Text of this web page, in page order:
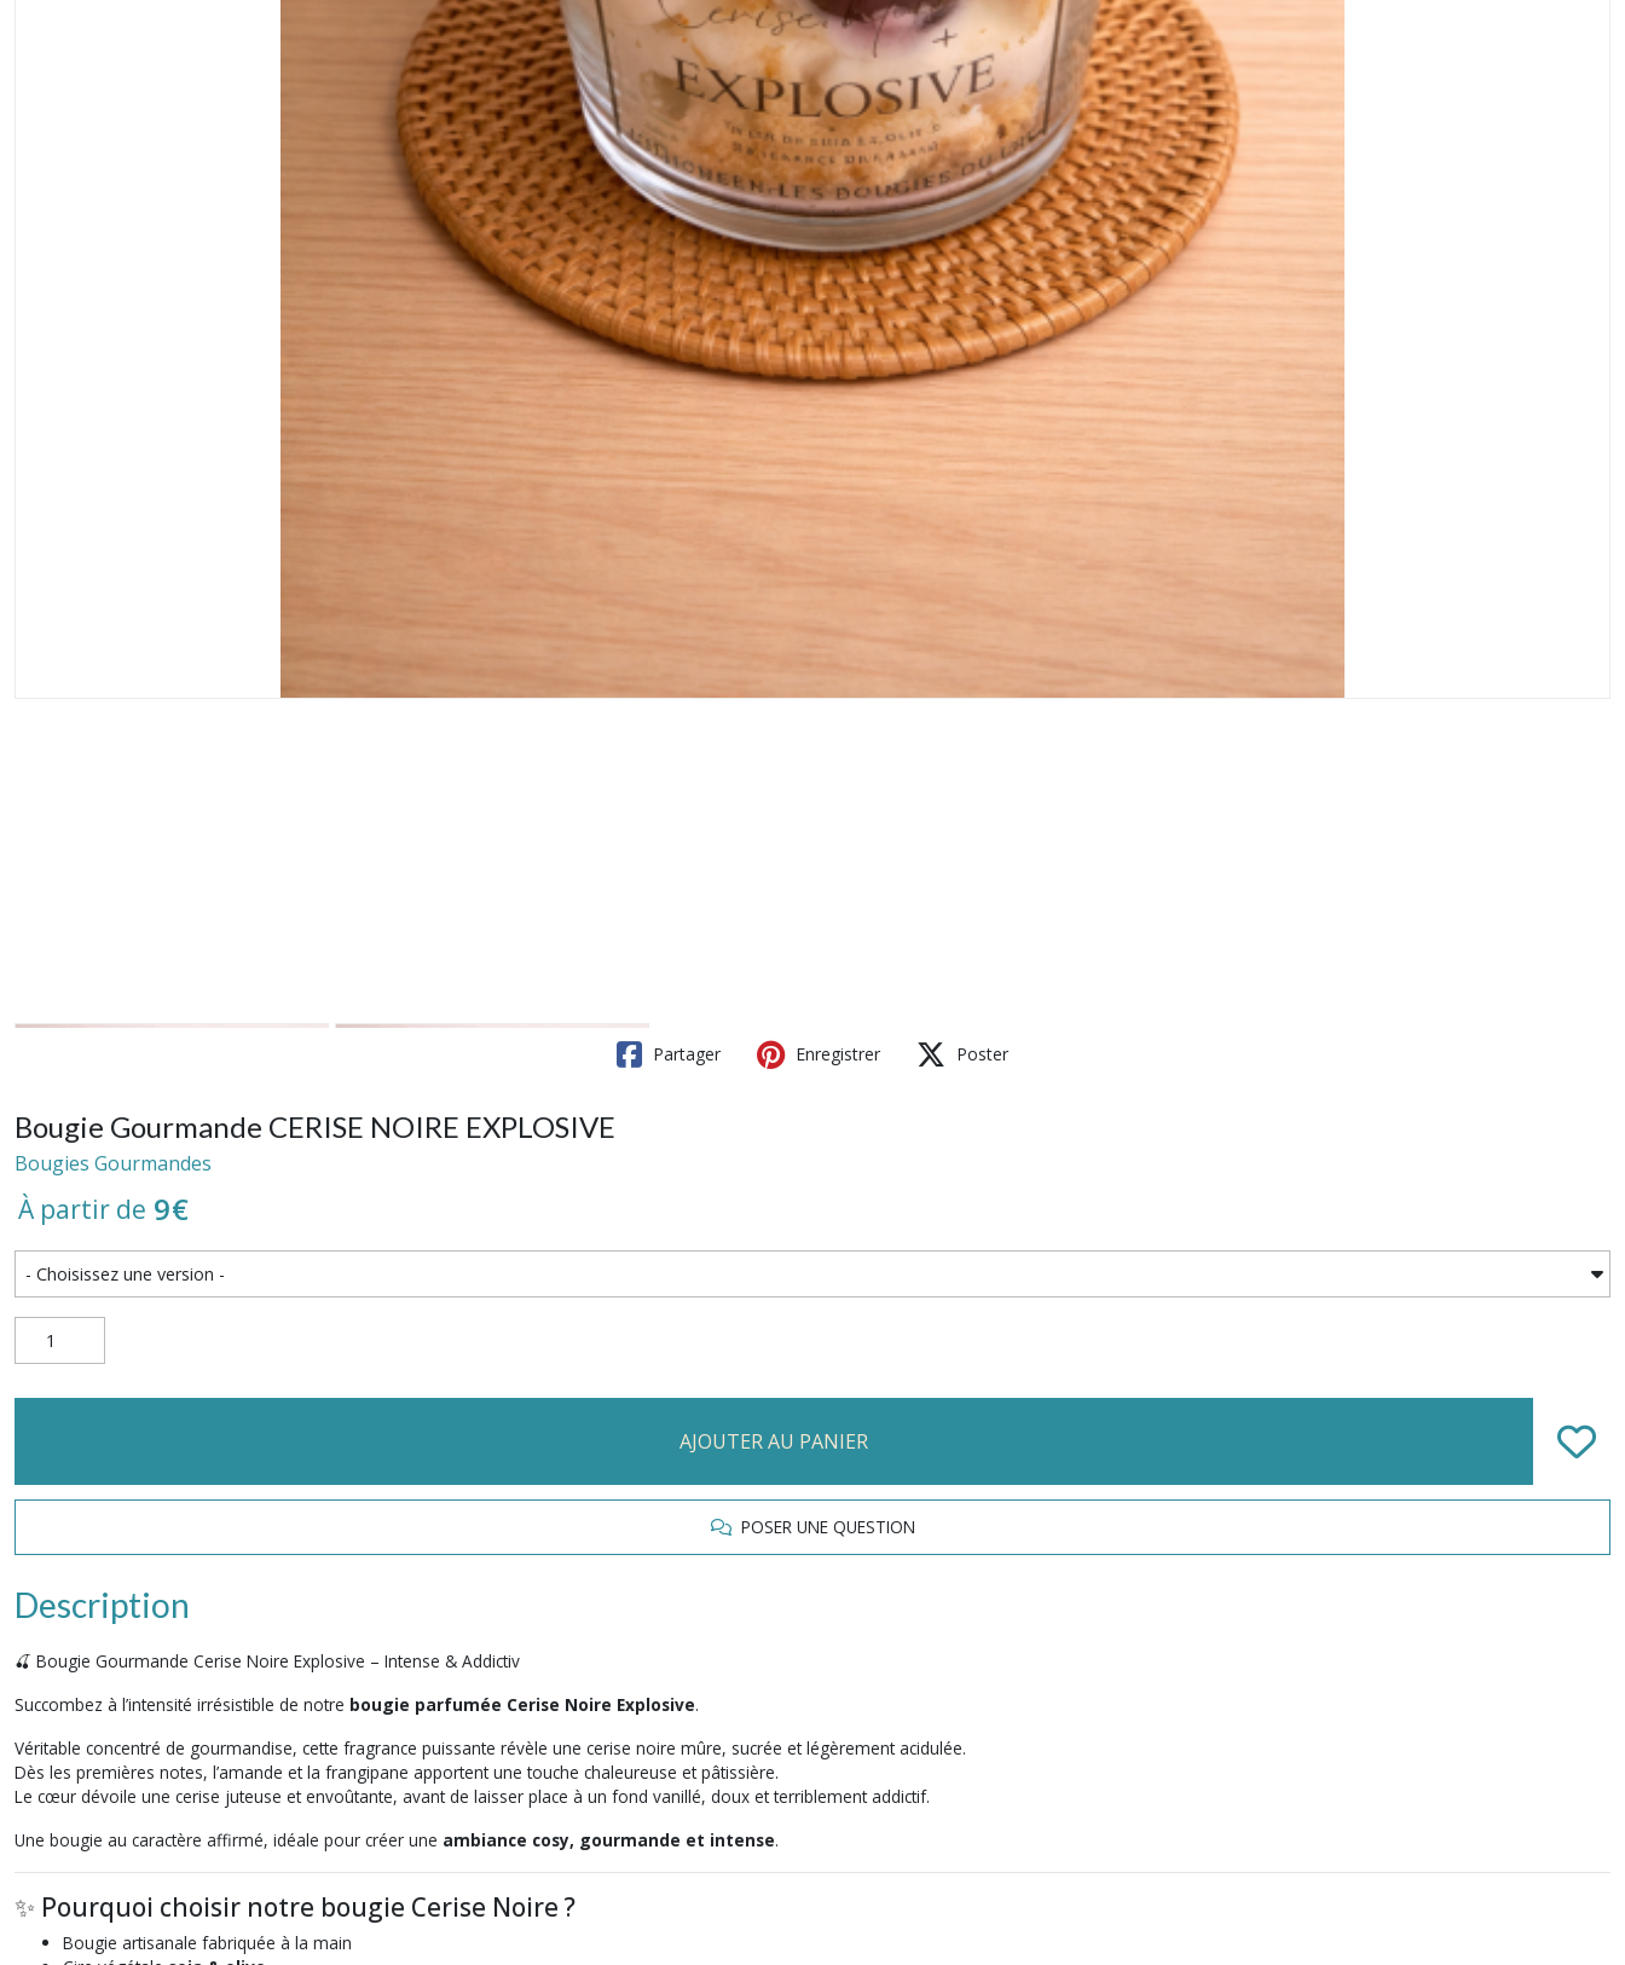
Partager Enregistrer Poster
Bougie Gourmande CERISE NOIRE EXPLOSIVE
Bougies Gourmandes
À partir de 9€
AJOUTER AU PANIER
POSER UNE QUESTION
Description
🍒 Bougie Gourmande Cerise Noire Explosive – Intense & Addictiv
Succombez à l’intensité irrésistible de notre bougie parfumée Cerise Noire Explosive.
Véritable concentré de gourmandise, cette fragrance puissante révèle une cerise noire mûre, sucrée et légèrement acidulée.
Dès les premières notes, l’amande et la frangipane apportent une touche chaleureuse et pâtissière.
Le cœur dévoile une cerise juteuse et envoûtante, avant de laisser place à un fond vanillé, doux et terriblement addictif.
Une bougie au caractère affirmé, idéale pour créer une ambiance cosy, gourmande et intense.
✨ Pourquoi choisir notre bougie Cerise Noire ?
Bougie artisanale fabriquée à la main